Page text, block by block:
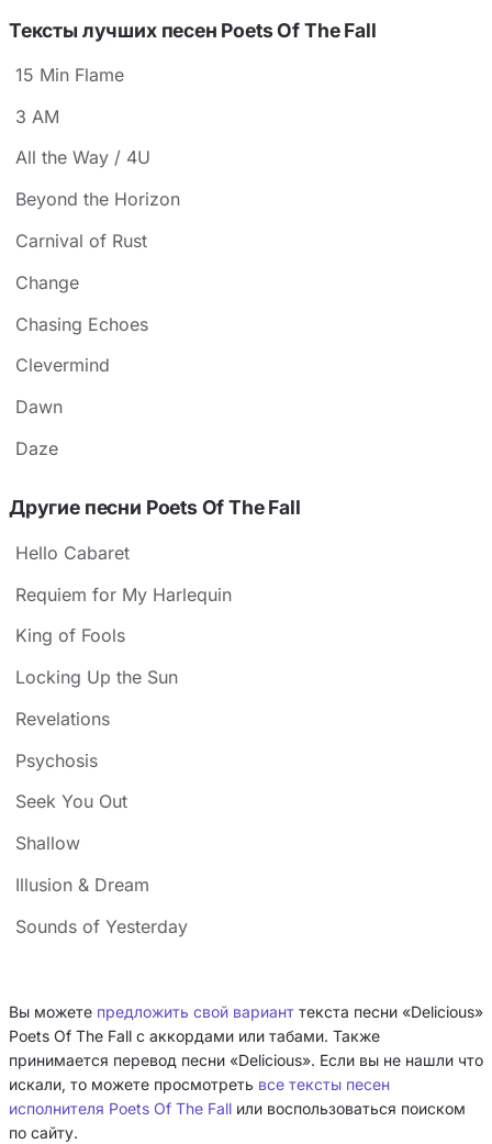
Тексты лучших песен Poets Of The Fall
15 Min Flame
3 AM
All the Way / 4U
Beyond the Horizon
Carnival of Rust
Change
Chasing Echoes
Clevermind
Dawn
Daze
Другие песни Poets Of The Fall
Hello Cabaret
Requiem for My Harlequin
King of Fools
Locking Up the Sun
Revelations
Psychosis
Seek You Out
Shallow
Illusion & Dream
Sounds of Yesterday
Вы можете предложить свой вариант текста песни «Delicious»
Poets Of The Fall с аккордами или табами. Также
принимается перевод песни «Delicious». Если вы не нашли что
искали, то можете просмотреть все тексты песен
исполнителя Poets Of The Fall или воспользоваться поиском
по сайту.